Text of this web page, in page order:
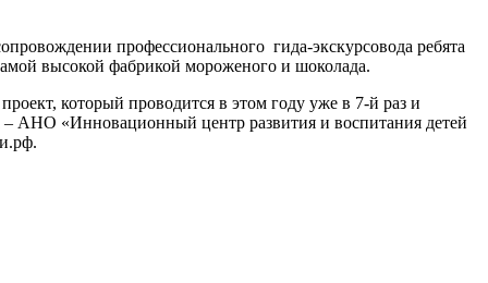
профессионального гида-экскурсовода ребята
высокой фабрикой мороженого и шоколада.
который проводится в этом году уже в 7-й раз и
– АНО «Инновационный центр развития и воспитания детей